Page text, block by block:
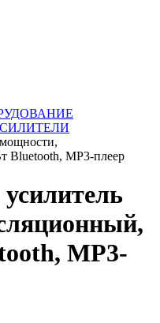
Bluetooth, MP3-плеер
MP3-